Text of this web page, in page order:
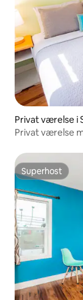
Privat værelse i
Privat værelse
Superhost
Superhost